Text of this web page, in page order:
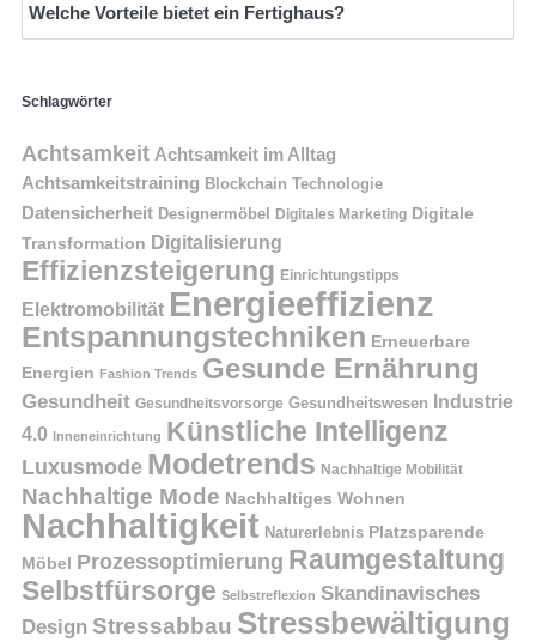
Welche Vorteile bietet ein Fertighaus?
Schlagwörter
Achtsamkeit Achtsamkeit im Alltag
Achtsamkeitstraining Blockchain Technologie
Datensicherheit Designermöbel Digitales Marketing Digitale
Transformation Digitalisierung
Effizienzsteigerung Einrichtungstipps
Elektromobilität Energieeffizienz
Entspannungstechniken Erneuerbare
Energien Fashion Trends Gesunde Ernährung
Gesundheit Gesundheitsvorsorge Gesundheitswesen
Industrie
4.0
Inneneinrichtung Künstliche Intelligenz
Luxusmode Modetrends Nachhaltige Mobilität
Nachhaltige Mode Nachhaltiges Wohnen
Nachhaltigkeit Naturerlebnis Platzsparende
Möbel
Prozessoptimierung Raumgestaltung
Selbstfürsorge Selbstreflexion Skandinavisches
Design Stressabbau Stressbewältigung